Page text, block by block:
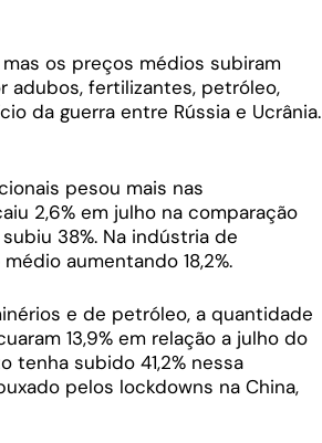
os preços médios subiram
adubos, fertilizantes, petróleo,
da guerra entre Rússia e Ucrânia.
pesou mais nas
2,6% em julho na comparação
38%. Na indústria de
aumentando 18,2%.
e de petróleo, a quantidade
13,9% em relação a julho do
tenha subido 41,2% nessa
pelos lockdowns na China,